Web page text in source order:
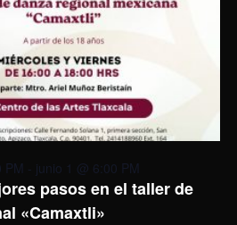
pasos en el taller de
«Camaxtli»
PM - junio 1 @ 6:00 PM